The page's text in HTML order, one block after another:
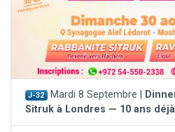
J-32 Mardi 8 Septembre |
Sitruk à Londres — 10 ans déjà